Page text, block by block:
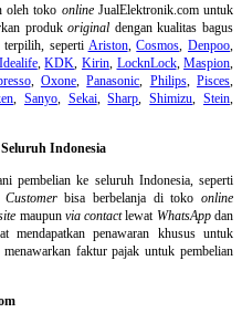
oleh toko onlineJualElektronik.com untuk
produkoriginal dengan kualitas bagus
seperti Ariston,Cosmos ,Denpoo
Idealife,KDK Kirin, LocknLock,Maspion
, Oxone,Panasonic Philips, Pisces
Sanyo, Sekai,Sharp ,Shimizu ,Stein
Indonesia
pembelian ke seluruh Indonesia, seperti
Customerbisa berbelanja di tokoonline
maupun via contactlewat WhatsAppdan
mendapatkan penawaran khusus untuk
faktur pajak untuk pembelian